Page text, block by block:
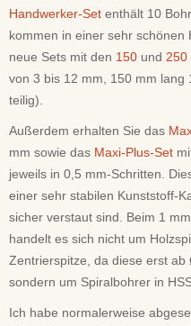
Handwerker-Set enthält 10
kommen in einer sehr schönen
neue Sets mit den 150 und 250
von 3 bis 12 mm, 150 mm lang
teilig).
Außerdem erhalten Sie das
mm sowie das Maxi-Plus-Set
jeweils in 0,5 mm-Schritten.
einer sehr stabilen Kunststoff-
sicher verstaut sind. Beim 1
handelt es sich nicht um
Zentrierspitze, da diese erst ab
sondern um Spiralbohrer in
Ich habe normalerweise